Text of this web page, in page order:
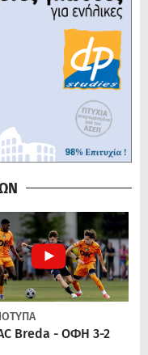
Breda - ΟΦΗ 3-2